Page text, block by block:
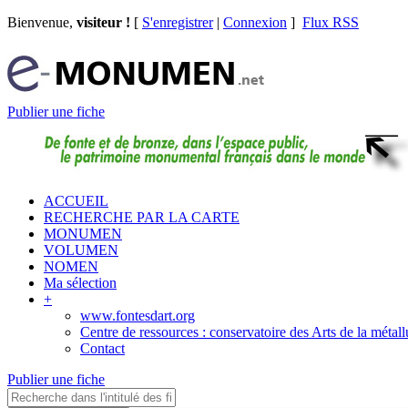
Bienvenue, visiteur ! [ S'enregistrer| Connexion ] Flux RSS
Publier une fiche
ACCUEIL
RECHERCHE PAR LA CARTE
MONUMEN
VOLUMEN
NOMEN
Ma sélection
+
www.fontesdart.org
Centre de ressources : conservatoire des Arts de la
Contact
Publier une fiche